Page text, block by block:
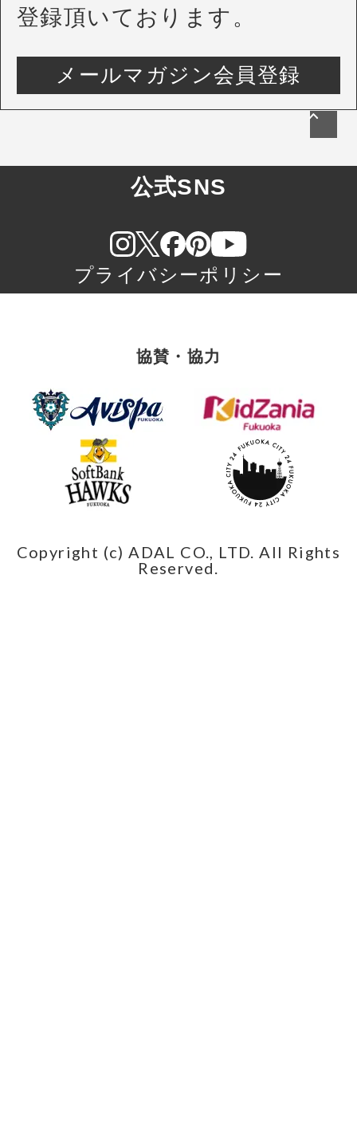
登録頂いております。
メールマガジン会員登録
公式SNS
プライバシーポリシー
協賛・協力
Copyright (c) ADAL CO., LTD. All Rights
Reserved.